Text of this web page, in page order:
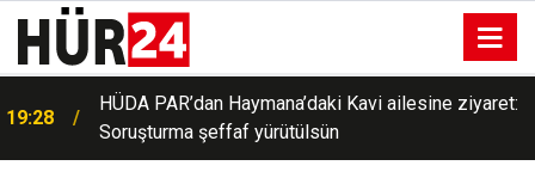
19:28
HÜDA PAR’dan Haymana’daki Kavi ailesine ziyaret:
Soruşturma şeffaf yürütülsün